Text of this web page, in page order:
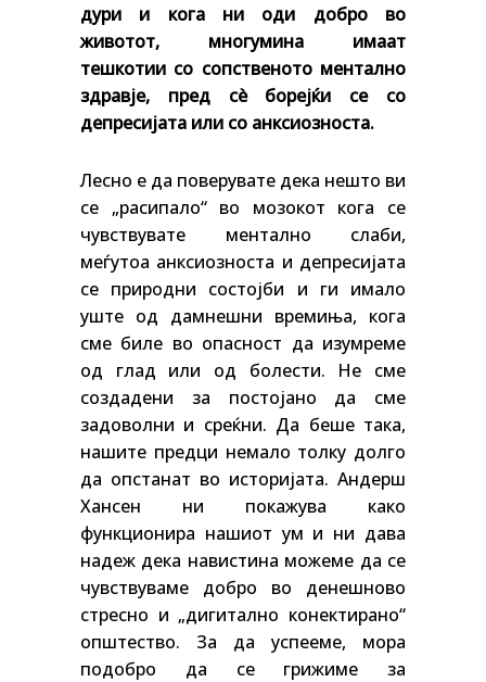
дури и кога ни оди добро во
животот, многумина имаат
тешкотии со сопственото ментално
здравје, пред сè борејќи се со
депресијата или со анксиозноста.
Лесно е да поверувате дека нешто ви
се „расипало“ во мозокот кога се
чувствувате ментално слаби,
меѓутоа анксиозноста и депресијата
се природни состојби и ги имало
уште од дамнешни времиња, кога
сме биле во опасност да изумреме
од глад или од болести. Не сме
создадени за постојано да сме
задоволни и среќни. Да беше така,
нашите предци немало толку долго
да опстанат во историјата. Андерш
Хансен ни покажува како
функционира нашиот ум и ни дава
надеж дека навистина можеме да се
чувствуваме добро во денешново
стресно и „дигитално конектирано“
општество. За да успееме, мора
подобро да се грижиме за